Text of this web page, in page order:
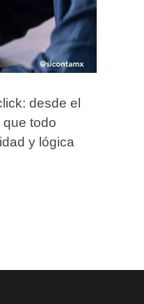
desde el
todo
y lógica